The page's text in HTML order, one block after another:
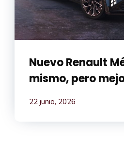
Nuevo Renault
mismo, pero
22 junio, 2026